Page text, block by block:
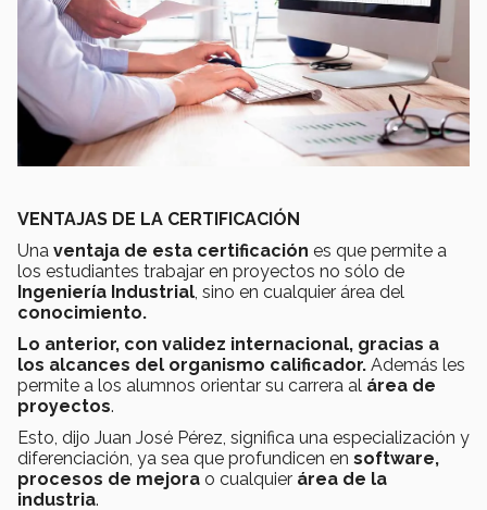
VENTAJAS DE LA CERTIFICACIÓN
Una ventaja de esta certificación es que permite a
los estudiantes trabajar en proyectos no sólo de
Ingeniería Industrial, sino en cualquier área del
conocimiento.
Lo anterior, con validez internacional, gracias a
los alcances del organismo calificador. Además les
permite a los alumnos orientar su carrera al área de
proyectos.
Esto, dijo Juan José Pérez, significa una especialización y
diferenciación, ya sea que profundicen en software,
procesos de mejora o cualquier área de la
industria.